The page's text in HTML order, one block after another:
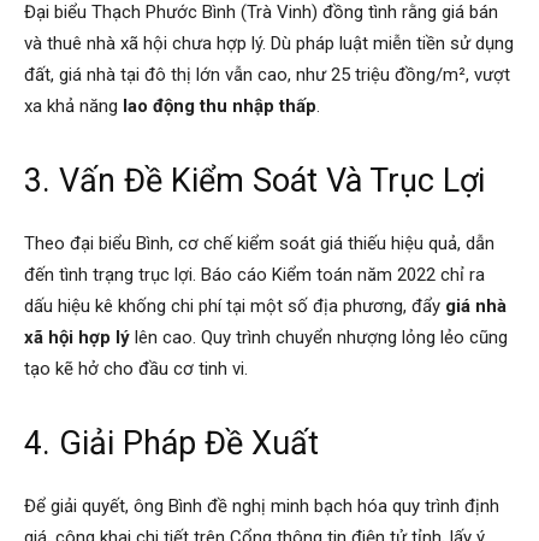
Đại biểu Thạch Phước Bình (Trà Vinh) đồng tình rằng giá bán
và thuê nhà xã hội chưa hợp lý. Dù pháp luật miễn tiền sử dụng
đất, giá nhà tại đô thị lớn vẫn cao, như 25 triệu đồng/m², vượt
xa khả năng lao động thu nhập thấp.
3. Vấn Đề Kiểm Soát Và Trục Lợi
Theo đại biểu Bình, cơ chế kiểm soát giá thiếu hiệu quả, dẫn
đến tình trạng trục lợi. Báo cáo Kiểm toán năm 2022 chỉ ra
dấu hiệu kê khống chi phí tại một số địa phương, đẩy giá nhà
xã hội hợp lý lên cao. Quy trình chuyển nhượng lỏng lẻo cũng
tạo kẽ hở cho đầu cơ tinh vi.
4. Giải Pháp Đề Xuất
Để giải quyết, ông Bình đề nghị minh bạch hóa quy trình định